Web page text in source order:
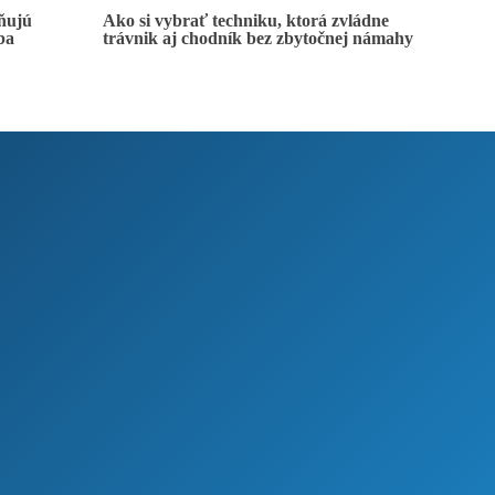
Ako si vybrať techniku, ktorá zvládne
trávnik aj chodník bez zbytočnej námahy